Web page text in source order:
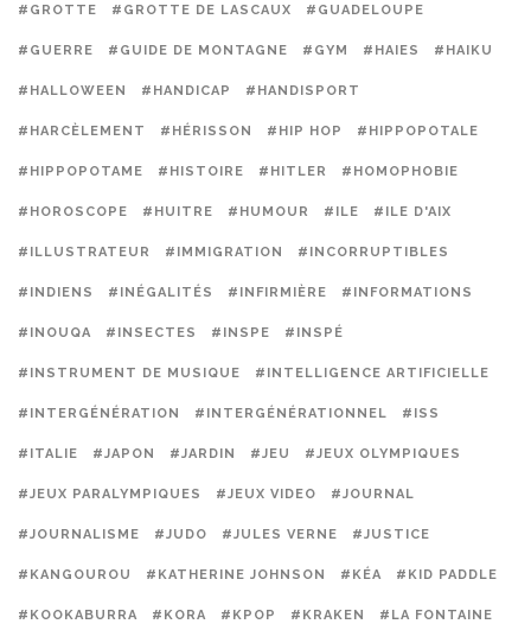
#GROTTE #GROTTE DE LASCAUX #GUADELOUPE
#GUERRE #GUIDE DE MONTAGNE #GYM #HAIES #HAIKU
#HALLOWEEN #HANDICAP #HANDISPORT
#HARCÈLEMENT #HÉRISSON #HIP HOP #HIPPOPOTALE
#HIPPOPOTAME #HISTOIRE #HITLER #HOMOPHOBIE
#HOROSCOPE #HUITRE #HUMOUR #ILE #ILE D'AIX
#ILLUSTRATEUR #IMMIGRATION #INCORRUPTIBLES
#INDIENS #INÉGALITÉS #INFIRMIÈRE #INFORMATIONS
#INOUQA #INSECTES #INSPE #INSPÉ
#INSTRUMENT DE MUSIQUE #INTELLIGENCE ARTIFICIELLE
#INTERGÉNÉRATION #INTERGÉNÉRATIONNEL #ISS
#ITALIE #JAPON #JARDIN #JEU #JEUX OLYMPIQUES
#JEUX PARALYMPIQUES #JEUX VIDEO #JOURNAL
#JOURNALISME #JUDO #JULES VERNE #JUSTICE
#KANGOUROU #KATHERINE JOHNSON #KÉA #KID PADDLE
#KOOKABURRA #KORA #KPOP #KRAKEN #LA FONTAINE